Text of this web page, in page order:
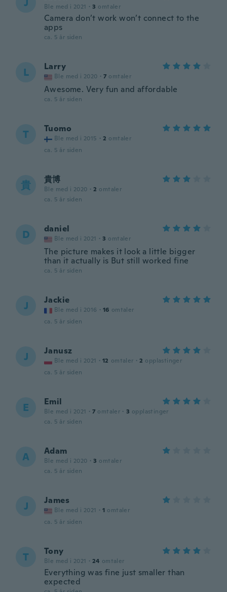
Ble med i 2021 · 3 omtaler
Camera don’t work won’t connect to the
apps
ca. 5 år siden
L Larry
Ble med i 2020 · 7 omtaler
Awesome. Very fun and affordable
ca. 5 år siden
T Tuomo
Ble med i 2015 · 2 omtaler
ca. 5 år siden
貴 貴博
Ble med i 2020 · 2 omtaler
ca. 5 år siden
D daniel
Ble med i 2021 · 3 omtaler
The picture makes it look a little bigger
than it actually is But still worked fine
ca. 5 år siden
J Jackie
Ble med i 2016 · 16 omtaler
ca. 5 år siden
J Janusz
Ble med i 2021 · 12 omtaler · 2 opplastinger
ca. 5 år siden
E Emil
Ble med i 2021 · 7 omtaler · 3 opplastinger
ca. 5 år siden
A Adam
Ble med i 2020 · 3 omtaler
ca. 5 år siden
J James
Ble med i 2021 · 1 omtaler
ca. 5 år siden
T Tony
Ble med i 2021 · 24 omtaler
Everything was fine just smaller than
expected